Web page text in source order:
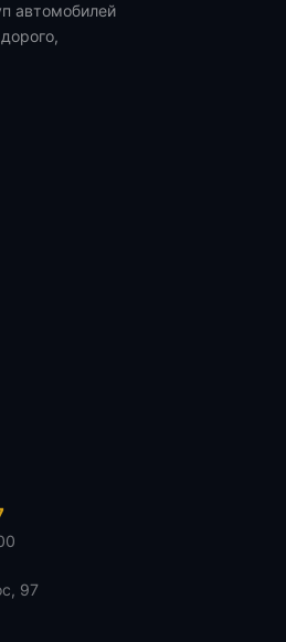
автомобилей
97